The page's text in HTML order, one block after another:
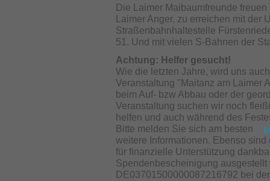
Die Laimer Maibaumfreunde
Laimer Anger, zu erreichen mit der
Straßenbahnhaltestelle
51. Und mit vielen S-Bahnen der
Achtung: Helfer gesucht!
Wie die letzten Jahre, wird uns
Veranstaltung "Maitanz am Laimer
beim Auf- bzw Abbau oder der
Veranstaltung suchen wir noch
helfen und auch während des
Bitte melden Sie sich am besten
weitere Informationen. Ebenso
für finanzielle Unterstützung
Spendenbescheinigung ausgestellt
DE03701500000087216792 bei